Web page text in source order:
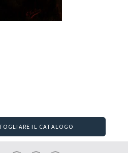
IL CATALOGO